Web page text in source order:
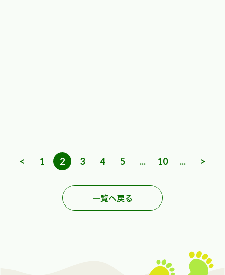
< 1 2 3 4 5 ... 10 ... >
一覧へ戻る